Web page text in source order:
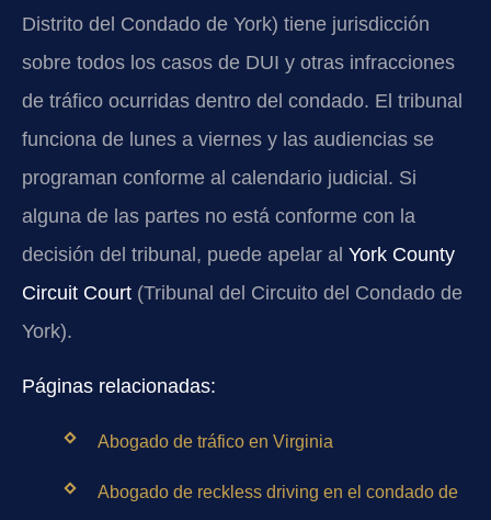
Distrito del Condado de York) tiene jurisdicción
sobre todos los casos de DUI y otras infracciones
de tráfico ocurridas dentro del condado. El tribunal
funciona de lunes a viernes y las audiencias se
programan conforme al calendario judicial. Si
alguna de las partes no está conforme con la
decisión del tribunal, puede apelar al York County
Circuit Court (Tribunal del Circuito del Condado de
York).
Páginas relacionadas:
Abogado de tráfico en Virginia
Abogado de reckless driving en el condado de